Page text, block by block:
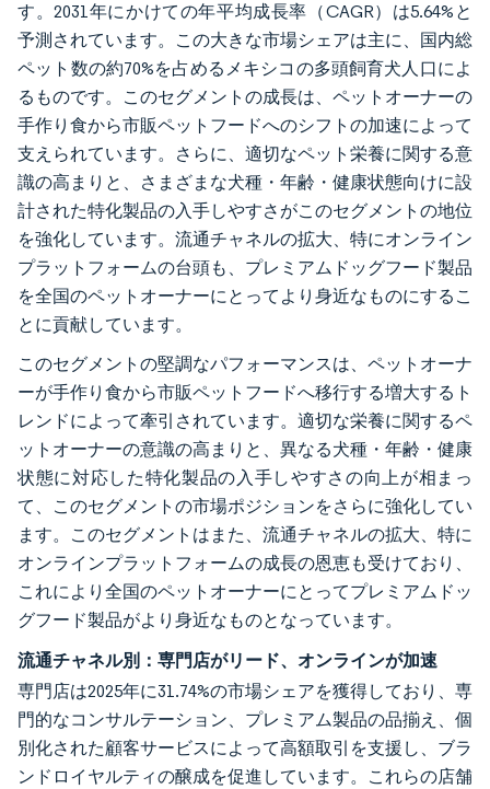
す。2031年にかけての年平均成長率（CAGR）は5.64%と
予測されています。この大きな市場シェアは主に、国内総
ペット数の約70%を占めるメキシコの多頭飼育犬人口によ
るものです。このセグメントの成長は、ペットオーナーの
手作り食から市販ペットフードへのシフトの加速によって
支えられています。さらに、適切なペット栄養に関する意
識の高まりと、さまざまな犬種・年齢・健康状態向けに設
計された特化製品の入手しやすさがこのセグメントの地位
を強化しています。流通チャネルの拡大、特にオンライン
プラットフォームの台頭も、プレミアムドッグフード製品
を全国のペットオーナーにとってより身近なものにするこ
とに貢献しています。
このセグメントの堅調なパフォーマンスは、ペットオーナ
ーが手作り食から市販ペットフードへ移行する増大するト
レンドによって牽引されています。適切な栄養に関するペ
ットオーナーの意識の高まりと、異なる犬種・年齢・健康
状態に対応した特化製品の入手しやすさの向上が相まっ
て、このセグメントの市場ポジションをさらに強化してい
ます。このセグメントはまた、流通チャネルの拡大、特に
オンラインプラットフォームの成長の恩恵も受けており、
これにより全国のペットオーナーにとってプレミアムドッ
グフード製品がより身近なものとなっています。
流通チャネル別：専門店がリード、オンラインが加速
専門店は2025年に31.74%の市場シェアを獲得しており、専
門的なコンサルテーション、プレミアム製品の品揃え、個
別化された顧客サービスによって高額取引を支援し、ブラ
ンドロイヤルティの醸成を促進しています。これらの店舗